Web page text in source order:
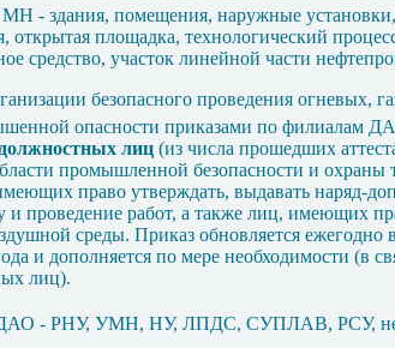
- здания, помещения, наружные
открытая площадка, технологический
средство, участок линейной части
безопасного проведения огневых,
опасности приказами по филиалам
лиц (из числа прошедших
промышленной безопасности и охраны
право утверждать, выдавать наряд-
и проведение работ, а также лиц, имеющих
среды. Приказ обновляется ежегодно
и дополняется по мере необходимости (в
лиц).
- РНУ, УМН, НУ, ЛПДС, СУПЛАВ, РСУ,